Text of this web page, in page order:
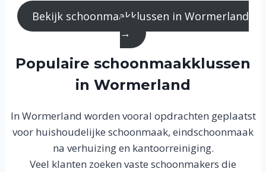
Bekijk schoonmaakklussen in Wormerland
→
Populaire schoonmaakklussen
in Wormerland
In Wormerland worden vooral opdrachten geplaatst
voor huishoudelijke schoonmaak, eindschoonmaak
na verhuizing en kantoorreiniging.
Veel klanten zoeken vaste schoonmakers die